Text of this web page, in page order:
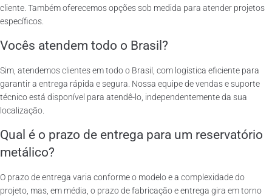
cliente. Também oferecemos opções sob medida para atender projetos
específicos.
Vocês atendem todo o Brasil?
Sim, atendemos clientes em todo o Brasil, com logística eficiente para
garantir a entrega rápida e segura. Nossa equipe de vendas e suporte
técnico está disponível para atendê-lo, independentemente da sua
localização.
Qual é o prazo de entrega para um reservatório
metálico?
O prazo de entrega varia conforme o modelo e a complexidade do
projeto, mas, em média, o prazo de fabricação e entrega gira em torno